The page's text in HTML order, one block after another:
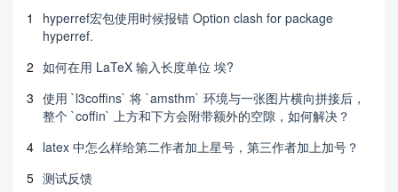
1
hyperref宏包使用时候报错 Option clash for package
hyperref.
2 如何在用 LaTeX 输入长度单位 埃?
3 使用 `l3coffins` 将 `amsthm` 环境与一张图片横向拼接后，
整个 `coffin` 上方和下方会附带额外的空隙，如何解决？
4 latex 中怎么样给第二作者加上星号，第三作者加上加号？
5 测试反馈